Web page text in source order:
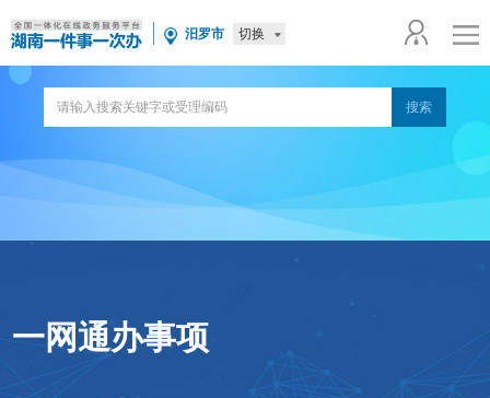
汨罗市 切换
一网通办事项